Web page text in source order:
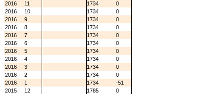
2016
11 1734
0
2016
10 1734
0
2016
9 1734
0
2016
8 1734
0
2016
7 1734
0
2016
6 1734
0
2016
5 1734
0
2016
4 1734
0
2016
3 1734
0
2016
2 1734
0
2016
1 1734
-51
2015
12 1785
0